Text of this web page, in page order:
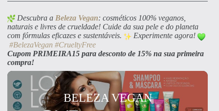
Descubra a Beleza Vegan: cosméticos 100% veganos,
naturais e livres de crueldade! Cuide da sua pele e do planeta
com fórmulas eficazes e sustentáveis.
Experimente agora!
#BelezaVegan #CrueltyFree
Cupom PRIMEIRA15 para desconto de 15% na sua primeira
compra!
BELEZA VEGAN